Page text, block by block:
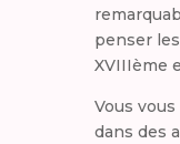
penser
XVIIIème
Vous
dans des